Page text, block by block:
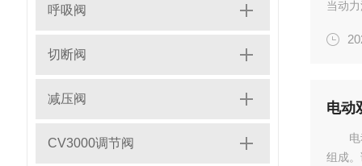
呼吸阀
切断阀
减压阀
CV3000调节阀
当动
比流
电动
组成